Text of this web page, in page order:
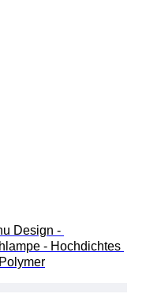
Design -
- Hochdichtes